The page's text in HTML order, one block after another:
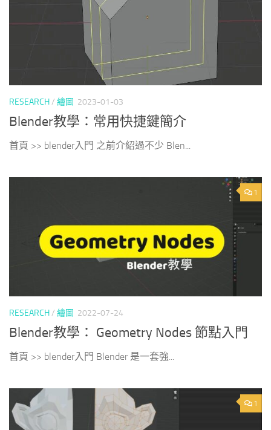
RESEARCH/ 繪圖 2023-01-03
Blender教學：常用快捷鍵簡介
首頁 >> blender入門 之前介紹過不少 Blen...
1
RESEARCH/ 繪圖 2022-07-24
Blender教學： Geometry Nodes 節點入門
首頁 >> blender入門 Blender 是一套強...
1